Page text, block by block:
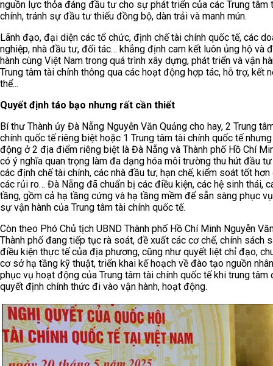
nguồn lực thỏa đáng đầu tư cho sự phát triển của các Trung tâm
chính, tránh sự đầu tư thiếu đồng bộ, dàn trải và manh mún.
Lãnh đạo, đại diện các tổ chức, định chế tài chính quốc tế, các
nghiệp, nhà đầu tư, đối tác… khẳng định cam kết luôn ủng hộ và
hành cùng Việt Nam trong quá trình xây dựng, phát triển và vận
Trung tâm tài chính thông qua các hoạt động hợp tác, hỗ trợ, kết
thể...
Quyết định táo bạo nhưng rất cần thiết
Bí thư Thành ủy Đà Nẵng Nguyễn Văn Quảng cho hay, 2 Trung
chính quốc tế riêng biệt hoặc 1 Trung tâm tài chính quốc tế
động ở 2 địa điểm riêng biệt là Đà Nẵng và Thành phố Hồ Chí
có ý nghĩa quan trọng làm đa dạng hóa môi trường thu hút đầu
các định chế tài chính, các nhà đầu tư; hạn chế, kiểm soát tốt
các rủi ro… Đà Nẵng đã chuẩn bị các điều kiện, các hệ sinh thái,
tầng, gồm cả hạ tầng cứng và hạ tầng mềm để sẵn sàng phục
sự vận hành của Trung tâm tài chính quốc tế.
Còn theo Phó Chủ tịch UBND Thành phố Hồ Chí Minh Nguyễn
Thành phố đang tiếp tục rà soát, đề xuất các cơ chế, chính sách
điều kiện thực tế của địa phương, cũng như quyết liệt chỉ đạo,
cơ sở hạ tầng kỹ thuật, triển khai kế hoạch về đào tạo nguồn
phục vụ hoạt động của Trung tâm tài chính quốc tế khi trung tâm
quyết định chính thức đi vào vận hành, hoạt động.